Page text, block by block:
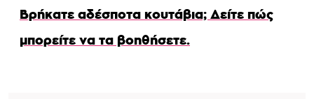
Βρήκατε αδέσποτα κουτάβια; Δείτε πώς
μπορείτε να τα βοηθήσετε.